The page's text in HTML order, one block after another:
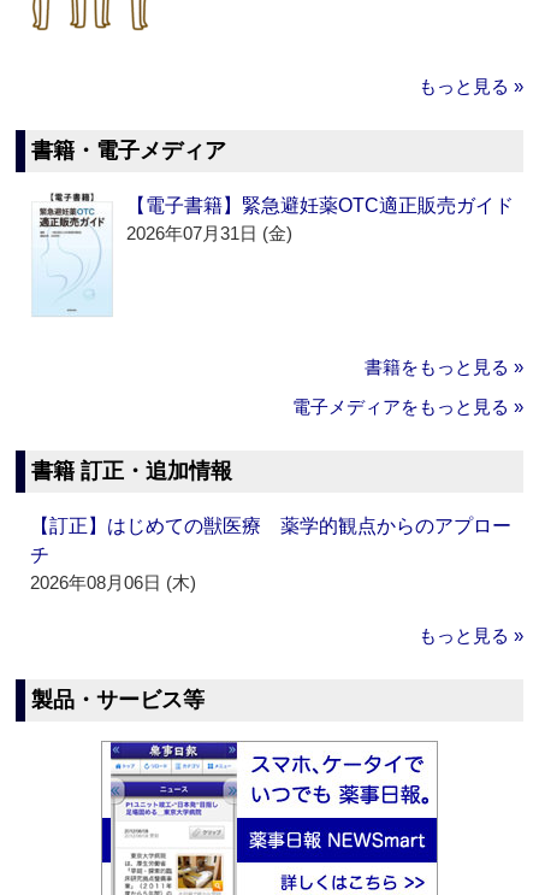
もっと見る »
書籍・電子メディア
【電子書籍】緊急避妊薬OTC適正販売ガイド
2026年07月31日 (金)
書籍をもっと見る »
電子メディアをもっと見る »
書籍 訂正・追加情報
【訂正】はじめての獣医療 薬学的観点からのアプロー
チ
2026年08月06日 (木)
もっと見る »
製品・サービス等